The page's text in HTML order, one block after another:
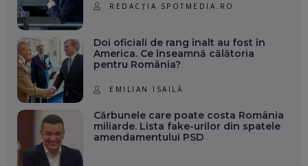
REDACȚIA SPOTMEDIA.RO
Doi oficiali de rang înalt au fost în
America. Ce înseamnă călătoria
pentru România?
EMILIAN ISAILĂ
Cărbunele care poate costa România
miliarde. Lista fake-urilor din spatele
amendamentului PSD